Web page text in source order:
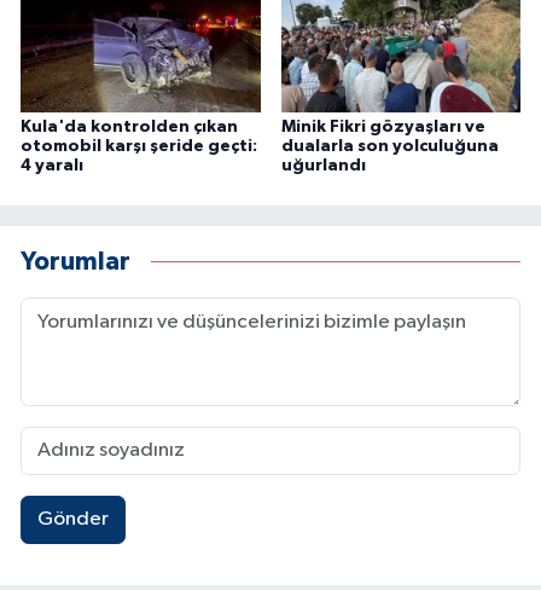
Kula'da kontrolden çıkan
otomobil karşı şeride geçti:
4 yaralı
Minik Fikri gözyaşları ve
dualarla son yolculuğuna
uğurlandı
Yorumlar
Gönder